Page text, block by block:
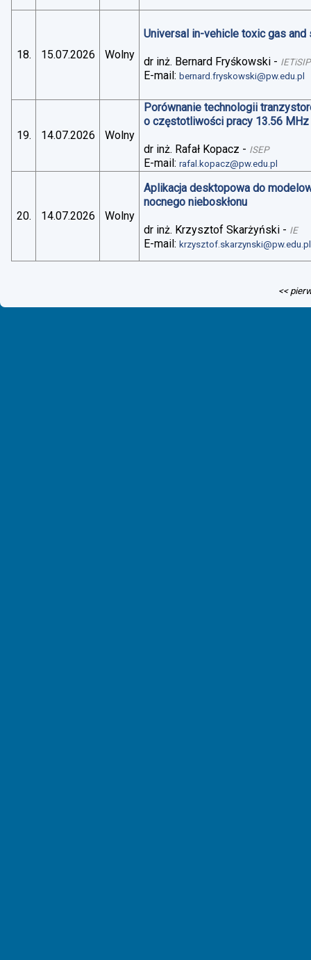
18. 15.07.2026 Wolny
Universal in-vehicle toxic gas
dr inż. Bernard Fryśkowski - IETiSIP
E-mail:bernard.fryskowski@pw.edu.pl
19. 14.07.2026 Wolny
Porównanie technologii
o częstotliwości pracy 13.56 MHz
dr inż. Rafał Kopacz - ISEP
E-mail:rafal.kopacz@pw.edu.pl
20. 14.07.2026 Wolny
Aplikacja desktopowa do
nocnego nieboskłonu
dr inż. Krzysztof Skarżyński - IE
E-mail:krzysztof.skarzynski@pw.edu.pl
<<